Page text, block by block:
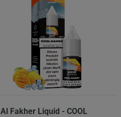
Al Fakher Liquid - COOL